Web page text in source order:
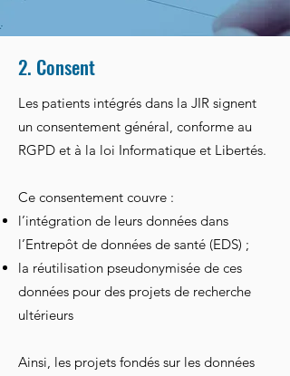
2. Consent
Les patients intégrés dans la JIR signent
un consentement général, conforme au
RGPD et à la loi Informatique et Libertés.
Ce consentement couvre :
l’intégration de leurs données dans
l’Entrepôt de données de santé (EDS) ;
la réutilisation pseudonymisée de ces
données pour des projets de recherche
ultérieurs
Ainsi, les projets fondés sur les données